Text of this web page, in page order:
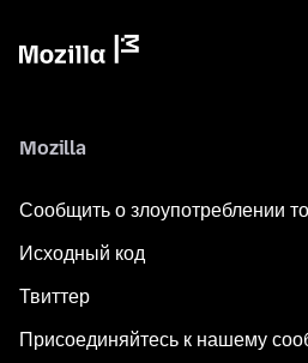
Mozilla
Сообщить о злоупотреблении
Исходный код
Твиттер
Присоединяйтесь к нашему